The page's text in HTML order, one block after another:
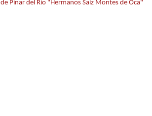
Pinar del Río "Hermanos Saíz Montes de Oca"